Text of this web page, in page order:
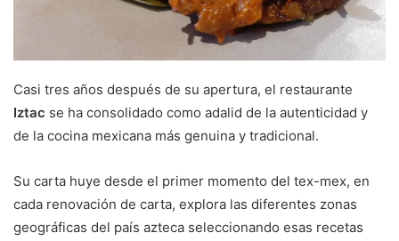
Casi tres años después de su apertura, el restaurante
Iztac se ha consolidado como adalid de la autenticidad y
de la cocina mexicana más genuina y tradicional.
Su carta huye desde el primer momento del tex-mex, en
cada renovación de carta, explora las diferentes zonas
geográficas del país azteca seleccionando esas recetas